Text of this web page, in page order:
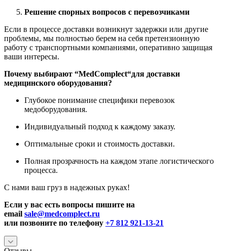
Решение спорных вопросов с перевозчиками
Если в процессе доставки возникнут задержки или другие
проблемы, мы полностью берем на себя претензионную
работу с транспортными компаниями, оперативно защищая
ваши интересы.
Почему выбирают “MedComplect“для доставки
медицинского оборудования?
Глубокое понимание специфики перевозок
медоборудования.
Индивидуальный подход к каждому заказу.
Оптимальные сроки и стоимость доставки.
Полная прозрачность на каждом этапе логистического
процесса.
С нами ваш груз в надежных руках!
Если у вас есть вопросы пишите на
email sale@medcomplect.ru
или позвоните по телефону +7 812 921-13-21